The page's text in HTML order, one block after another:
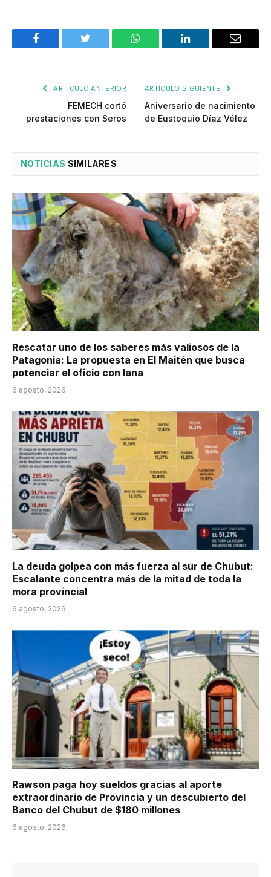
Facebook Twitter WhatsApp LinkedIn Email
ARTÍCULO ANTERIOR
FEMECH cortó
prestaciones con Seros
ARTÍCULO SIGUIENTE
Aniversario de nacimiento
de Eustoquio Díaz Vélez
NOTICIAS SIMILARES
Rescatar uno de los saberes más valiosos de la
Patagonia: La propuesta en El Maitén que busca
potenciar el oficio con lana
6 agosto, 2026
La deuda golpea con más fuerza al sur de Chubut:
Escalante concentra más de la mitad de toda la
mora provincial
6 agosto, 2026
Rawson paga hoy sueldos gracias al aporte
extraordinario de Provincia y un descubierto del
Banco del Chubut de $180 millones
6 agosto, 2026